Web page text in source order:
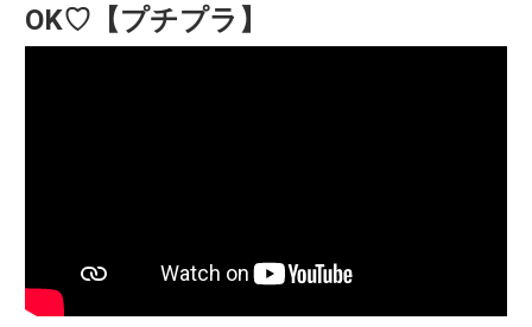
OK♡【プチプラ】